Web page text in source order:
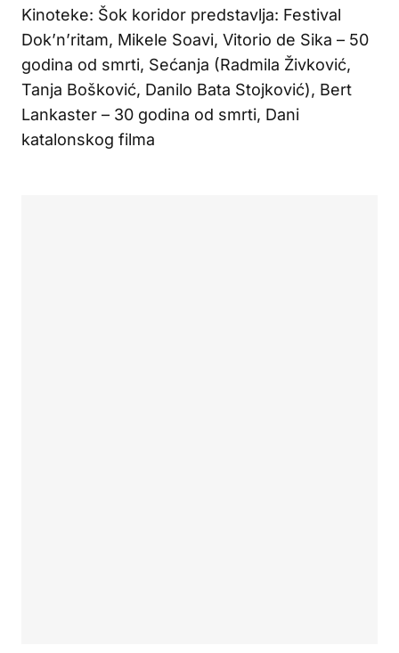
Kinoteke: Šok koridor predstavlja: Festival
Dok’n’ritam, Mikele Soavi, Vitorio de Sika – 50
godina od smrti, Sećanja (Radmila Živković,
Tanja Bošković, Danilo Bata Stojković), Bert
Lankaster – 30 godina od smrti, Dani
katalonskog filma